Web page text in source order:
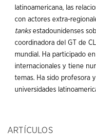
latinoamericana, las
con actores extra-
tanksestadounidenses
coordinadora del GT de
mundial. Ha participado
internacionales y tiene
temas. Ha sido profesora
universidades
ARTÍCULOS